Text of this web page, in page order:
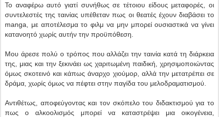
Το αναφέρω αυτό γιατί συνήθως σε τέτοιου είδους μεταφορές, οι
συντελεστές της ταινίας υπέθεταν πως οι θεατές έχουν διαβάσει το
manga, με αποτέλεσμα το φιλμ να μην μπορεί ουσιαστικά να γίνει
κατανοητό χωρίς αυτήν την προϋπόθεση.
Μου άρεσε πολύ ο τρόπος που αλλάζει την ταινία κατά τη διάρκεια
της, μιας και την ξεκινάει ως χαριτωμένη παιδική, χρησιμοποιώντας
όμως σκοτεινό και κάπως άναρχο χιούμορ, αλλά την μετατρέπει σε
δράμα, χωρίς όμως να πέφτει στην παγίδα του μελοδραματισμού.
Αντιθέτως, αποφεύγοντας και τον σκόπελο του διδακτισμού για το
πως ο αλκοολισμός μπορεί να καταστρέψει μια οικογένεια,